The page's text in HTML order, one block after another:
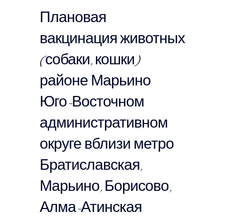
Плановая
вакцинация животных
(собаки, кошки)
районе Марьино
Юго-Восточном
административном
округе вблизи метро
Братиславская,
Марьино, Борисово,
Алма-Атинская